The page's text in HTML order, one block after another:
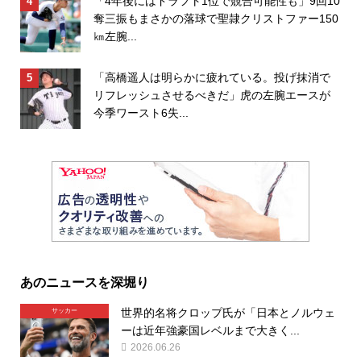
奪三振もまさかの落球で聖隷クリストファー150
㎞左腕...
「高橋遥人は明らかに疲れている。投げ抹消で
リフレッシュさせるべきだ」虎の左腕エースが
今季ワースト6失...
あのニュースを深堀り
サッカー
世界的名将クロップ氏が「日本とノルウェ
ーは近年強豪国レベルまで大きく...
2026.06.26